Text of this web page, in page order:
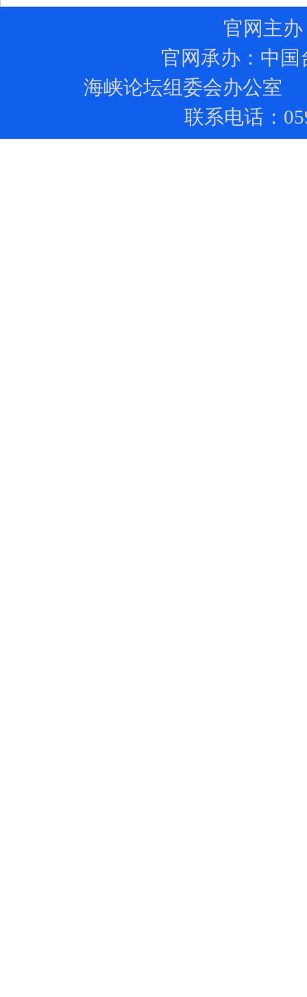
官网主
官网承办： 中国
海峡论坛组委会办公室
联系电话：